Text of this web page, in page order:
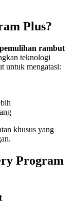
Plus?
rambut
teknologi
untuk mengatasi:
khusus yang
Program